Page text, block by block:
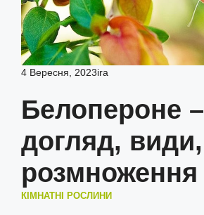
4 Вересня, 2023ira
Белопероне –
догляд, види,
розмноження
КІМНАТНІ РОСЛИНИ